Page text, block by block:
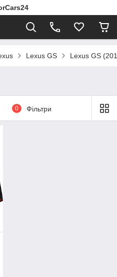
Lexus GS Lexus GS
0 Фільтри